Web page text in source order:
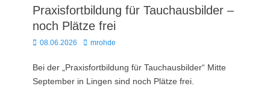
Praxisfortbildung für Tauchausbilder –
noch Plätze frei
Posted
08.06.2026 Autor
mrohde
Bei der „Praxisfortbildung für Tauchausbilder“ Mitte
September in Lingen sind noch Plätze frei.